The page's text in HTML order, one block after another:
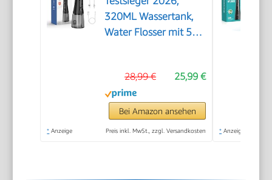
320ML Wassertank,
Water Flosser mit 5
Wasserdicht,USB-C-
Ladung, Oral Irrigator
für Oral Health
Enthusiasten Tägliche
25,99 €
28,99 €
Bei Amazon ansehen
* Anzeige Preis inkl. MwSt., zzgl. Versandkosten * Anzeige